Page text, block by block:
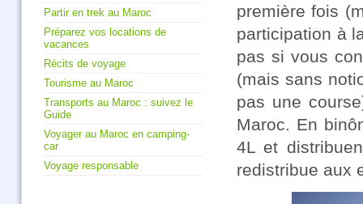
première fois
participation à
pas si vous
(mais sans
pas une
Maroc. En
4L et
redistribue aux
Partir en trek au Maroc
Préparez vos locations de
vacances
Récits de voyage
Tourisme au Maroc
Transports au Maroc : suivez le
Guide
Voyager au Maroc en camping-
car
Voyage responsable